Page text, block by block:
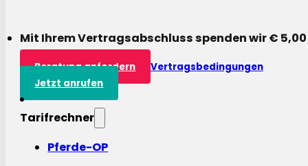
Mit Ihrem Vertragsabschluss spenden wir €
Beratung anfordern
Vertragsbedingungen
Jetzt anrufen
Tarifrechner
Pferde-OP